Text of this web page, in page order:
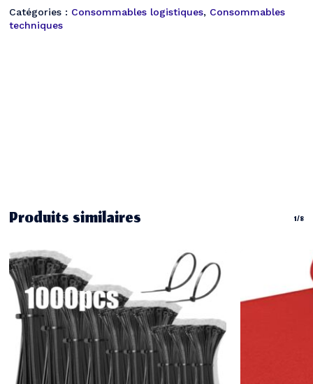
Votre panier est vide.
Go To Shop
Catégories : Consommables logistiques, Consommables
techniques
Produits similaires 1/8